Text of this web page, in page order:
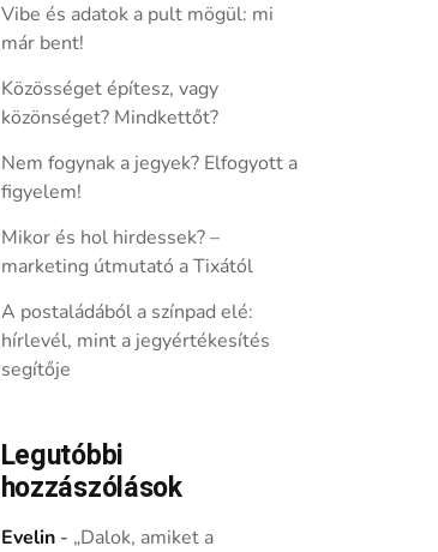
Vibe és adatok a pult mögül: mi
már bent!
Közösséget építesz, vagy
közönséget? Mindkettőt?
Nem fogynak a jegyek? Elfogyott a
figyelem!
Mikor és hol hirdessek? –
marketing útmutató a Tixától
A postaládából a színpad elé:
hírlevél, mint a jegyértékesítés
segítője
Legutóbbi
hozzászólások
Evelin- „Dalok, amiket a